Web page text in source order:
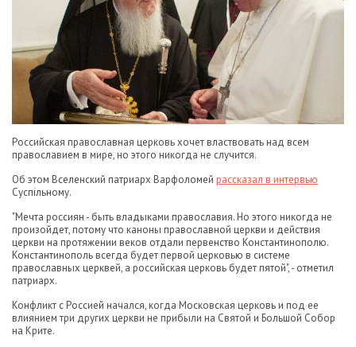
Российская православная церковь хочет властвовать над всем
православием в мире, но этого никогда не случится.
Об этом Вселенский патриарх Варфоломей рассказал в интервью
Суспільному.
"Мечта россиян - быть владыками православия. Но этого никогда не
произойдет, потому что каноны православной церкви и действия
церкви на протяжении веков отдали первенство Константинополю.
Константинополь всегда будет первой церковью в системе
православных церквей, а российская церковь будет пятой", - отметил
патриарх.
Конфликт с Россией начался, когда Московская церковь и под ее
влиянием три других церкви не прибыли на Святой и Большой Собор
на Крите.